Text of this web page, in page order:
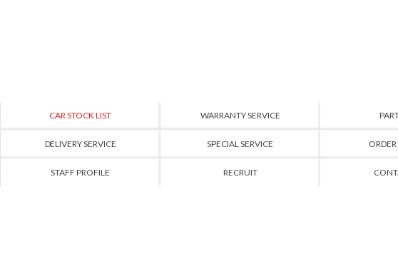
CAR STOCK LIST WARRANTY SERVICE
DELIVERY SERVICE SPECIAL SERVICE
STAFF PROFILE RECRUIT